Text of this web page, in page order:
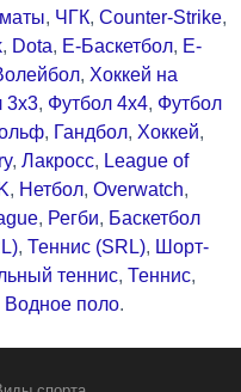
, ЧГК, Counter-Strike,
, Dota, Е-Баскетбол, Е-
, Хоккей на
3x3, Футбол 4x4, Футбол
, Гандбол, Хоккей,
, Лакросс, League of
, Нетбол, Overwatch,
, Регби, Баскетбол
, Теннис (SRL), Шорт-
теннис, Теннис,
Водное поло.